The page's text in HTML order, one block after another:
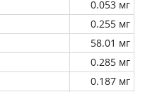
0.053 мг
0.255 мг
58.01 мг
0.285 мг
0.187 мг